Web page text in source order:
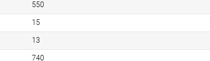
550
15
13
740